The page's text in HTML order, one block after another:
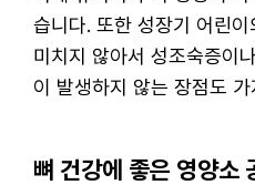
습니다. 또한 성장기 어린
미치지 않아서 성조숙증이
이 발생하지 않는 장점도
뼈 건강에 좋은 영양소